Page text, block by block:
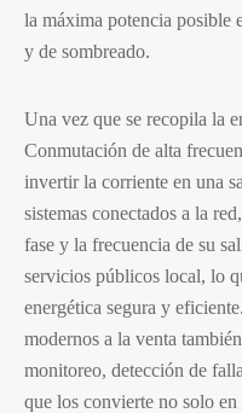
la máxima potencia posible
y de sombreado.
Una vez que se recopila la
Conmutación de alta
invertir la corriente en una
sistemas conectados a la
fase y la frecuencia de su
servicios públicos local, lo
energética segura y
modernos a la venta
monitoreo, detección de
que los convierte no solo